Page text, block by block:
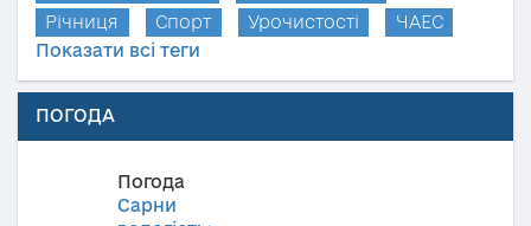
Річниця
Спорт Урочистості
ЧАЕС
Показати всі теги
ПОГОДА
Погода
Сарни